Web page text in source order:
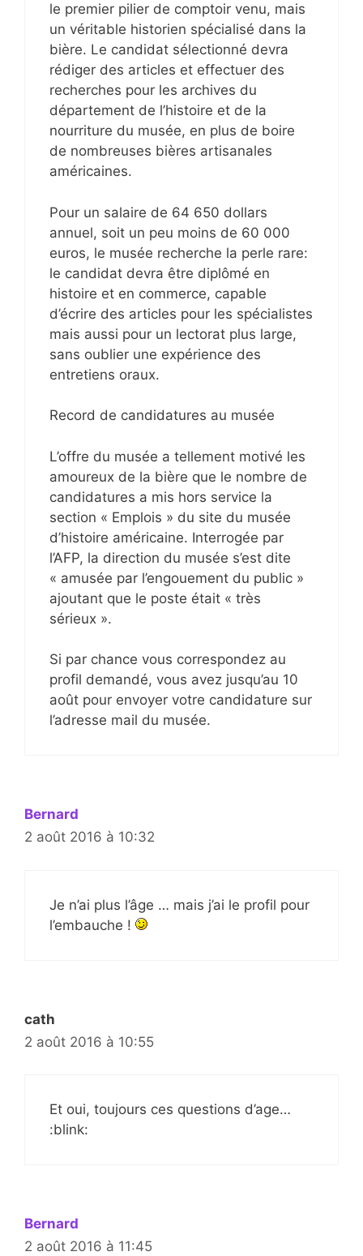
le premier pilier de comptoir venu, mais
un véritable historien spécialisé dans la
bière. Le candidat sélectionné devra
rédiger des articles et effectuer des
recherches pour les archives du
département de l’histoire et de la
nourriture du musée, en plus de boire
de nombreuses bières artisanales
américaines.
Pour un salaire de 64 650 dollars
annuel, soit un peu moins de 60 000
euros, le musée recherche la perle rare:
le candidat devra être diplômé en
histoire et en commerce, capable
d’écrire des articles pour les spécialistes
mais aussi pour un lectorat plus large,
sans oublier une expérience des
entretiens oraux.
Record de candidatures au musée
L’offre du musée a tellement motivé les
amoureux de la bière que le nombre de
candidatures a mis hors service la
section « Emplois » du site du musée
d’histoire américaine. Interrogée par
l’AFP, la direction du musée s’est dite
« amusée par l’engouement du public »
ajoutant que le poste était « très
sérieux ».
Si par chance vous correspondez au
profil demandé, vous avez jusqu’au 10
août pour envoyer votre candidature sur
l’adresse mail du musée.
Bernard
2 août 2016 à 10:32
Je n’ai plus l’âge … mais j’ai le profil pour
l’embauche !
cath
2 août 2016 à 10:55
Et oui, toujours ces questions d’age…
:blink:
Bernard
2 août 2016 à 11:45